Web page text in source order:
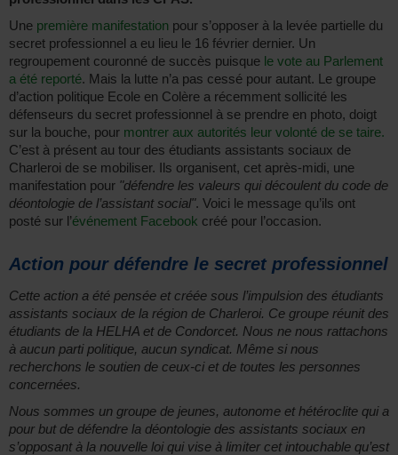
Une première manifestation pour s’opposer à la levée partielle du
secret professionnel a eu lieu le 16 février dernier. Un
regroupement couronné de succès puisque le vote au Parlement
a été reporté. Mais la lutte n’a pas cessé pour autant. Le groupe
d’action politique Ecole en Colère a récemment sollicité les
défenseurs du secret professionnel à se prendre en photo, doigt
sur la bouche, pour montrer aux autorités leur volonté de se taire.
C’est à présent au tour des étudiants assistants sociaux de
Charleroi de se mobiliser. Ils organisent, cet après-midi, une
manifestation pour "défendre les valeurs qui découlent du code de
déontologie de l’assistant social". Voici le message qu’ils ont
posté sur l’événement Facebook créé pour l’occasion.
Action pour défendre le secret professionnel
Cette action a été pensée et créée sous l’impulsion des étudiants
assistants sociaux de la région de Charleroi. Ce groupe réunit des
étudiants de la HELHA et de Condorcet. Nous ne nous rattachons
à aucun parti politique, aucun syndicat. Même si nous
recherchons le soutien de ceux-ci et de toutes les personnes
concernées.
Nous sommes un groupe de jeunes, autonome et hétéroclite qui a
pour but de défendre la déontologie des assistants sociaux en
s’opposant à la nouvelle loi qui vise à limiter cet intouchable qu’est